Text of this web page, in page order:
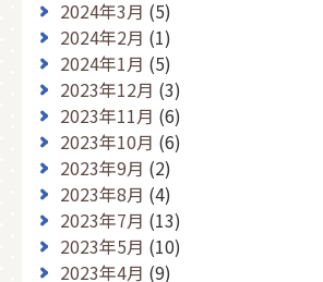
2024年3月 (5)
2024年2月 (1)
2024年1月 (5)
2023年12月 (3)
2023年11月 (6)
2023年10月 (6)
2023年9月 (2)
2023年8月 (4)
2023年7月 (13)
2023年5月 (10)
2023年4月 (9)